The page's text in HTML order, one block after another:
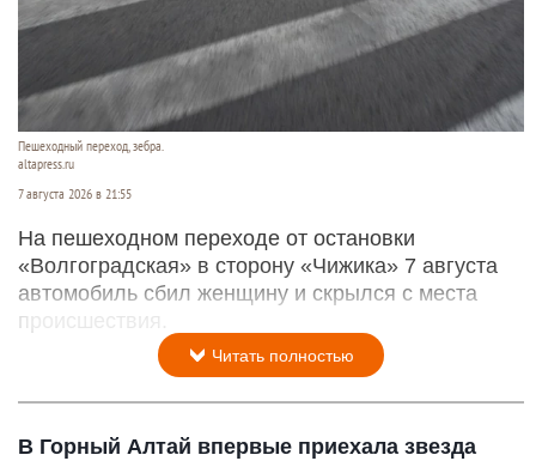
Пешеходный переход, зебра.
altapress.ru
7 августа 2026 в 21:55
На пешеходном переходе от остановки
«Волгоградская» в сторону «Чижика» 7 августа
автомобиль сбил женщину и скрылся с места
происшествия.
Читать полностью
В Горный Алтай впервые приехала звезда